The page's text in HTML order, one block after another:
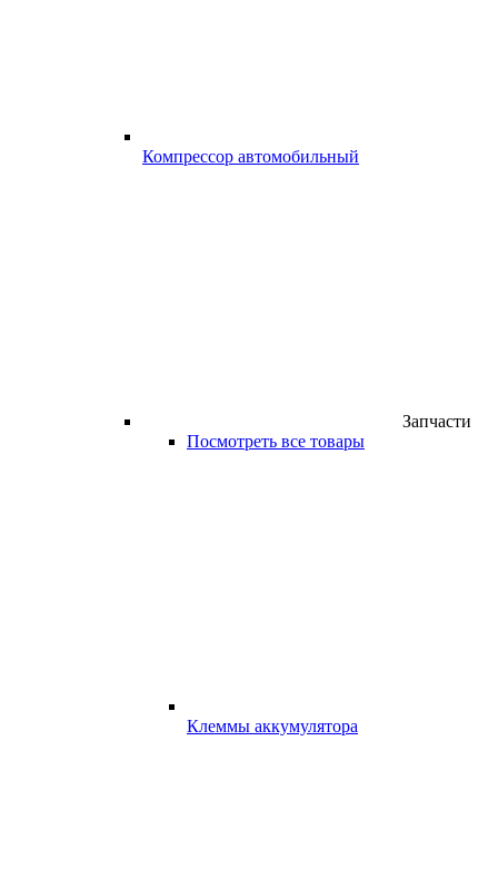
Компрессор автомобильный
Запчасти
Посмотреть все товары
Клеммы аккумулятора